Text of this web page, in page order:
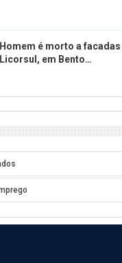
Homem é morto a
Licorsul, em Bento…